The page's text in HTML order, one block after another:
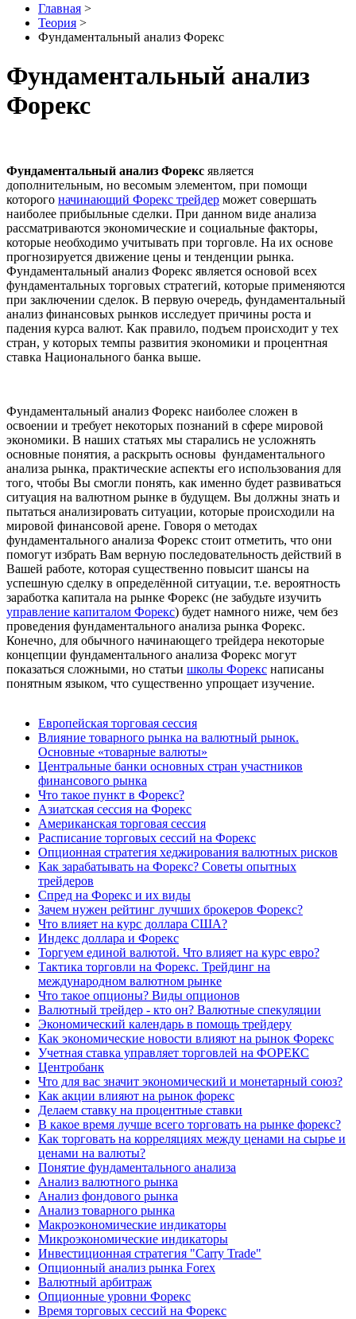
Главная >
Теория >
Фундаментальный анализ Форекс
Фундаментальный анализ
Форекс
Фундаментальный анализ Форекс является
дополнительным, но весомым элементом, при помощи
которого начинающий Форекс трейдер может совершать
наиболее прибыльные сделки. При данном виде анализа
рассматриваются экономические и социальные факторы,
которые необходимо учитывать при торговле. На их основе
прогнозируется движение цены и тенденции рынка.
Фундаментальный анализ Форекс является основой всех
фундаментальных торговых стратегий, которые применяются
при заключении сделок. В первую очередь, фундаментальный
анализ финансовых рынков исследует причины роста и
падения курса валют. Как правило, подъем происходит у тех
стран, у которых темпы развития экономики и процентная
ставка Национального банка выше.
Фундаментальный анализ Форекс наиболее сложен в
освоении и требует некоторых познаний в сфере мировой
экономики. В наших статьях мы старались не усложнять
основные понятия, а раскрыть основы фундаментального
анализа рынка, практические аспекты его использования для
того, чтобы Вы смогли понять, как именно будет развиваться
ситуация на валютном рынке в будущем. Вы должны знать и
пытаться анализировать ситуации, которые происходили на
мировой финансовой арене. Говоря о методах
фундаментального анализа Форекс стоит отметить, что они
помогут избрать Вам верную последовательность действий в
Вашей работе, которая существенно повысит шансы на
успешную сделку в определённой ситуации, т.е. вероятность
заработка капитала на рынке Форекс (не забудьте изучить
управление капиталом Форекс) будет намного ниже, чем без
проведения фундаментального анализа рынка Форекс.
Конечно, для обычного начинающего трейдера некоторые
концепции фундаментального анализа Форекс могут
показаться сложными, но статьи школы Форекс написаны
понятным языком, что существенно упрощает изучение.
Европейская торговая сессия
Влияние товарного рынка на валютный рынок.
Основные «товарные валюты»
Центральные банки основных стран участников
финансового рынка
Что такое пункт в Форекс?
Азиатская сессия на Форекс
Американская торговая сессия
Расписание торговых сессий на Форекс
Опционная стратегия хеджирования валютных рисков
Как зарабатывать на Форекс? Советы опытных
трейдеров
Спред на Форекс и их виды
Зачем нужен рейтинг лучших брокеров Форекс?
Что влияет на курс доллара США?
Индекс доллара и Форекс
Торгуем единой валютой. Что влияет на курс евро?
Тактика торговли на Форекс. Трейдинг на
международном валютном рынке
Что такое опционы? Виды опционов
Валютный трейдер - кто он? Валютные спекуляции
Экономический календарь в помощь трейдеру
Как экономические новости влияют на рынок Форекс
Учетная ставка управляет торговлей на ФОРЕКС
Центробанк
Что для вас значит экономический и монетарный союз?
Как акции влияют на рынок форекс
Делаем ставку на процентные ставки
В какое время лучше всего торговать на рынке форекс?
Как торговать на корреляциях между ценами на сырье и
ценами на валюты?
Понятие фундаментального анализа
Анализ валютного рынка
Анализ фондового рынка
Анализ товарного рынка
Макроэкономические индикаторы
Микроэкономические индикаторы
Инвестиционная стратегия "Carry Trade"
Опционный анализ рынка Forex
Валютный арбитраж
Опционные уровни Форекс
Время торговых сессий на Форекс